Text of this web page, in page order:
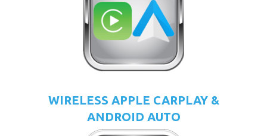
WIRELESS APPLE CARPLAY &
ANDROID AUTO